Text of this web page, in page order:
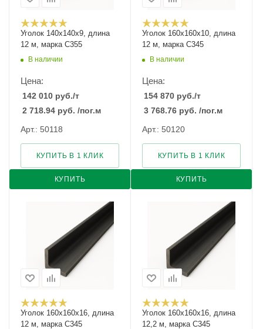
Уголок 140х140х9, длина
12 м, марка С355
В наличии
Цена:
142 010 руб./т
2 718.94 руб. /пог.м
Арт.: 50118
КУПИТЬ
КУПИТЬ В 1 КЛИК
Уголок 160х160х10, длина
12 м, марка С345
В наличии
Цена:
154 870 руб./т
3 768.76 руб. /пог.м
Арт.: 50120
КУПИТЬ
КУПИТЬ В 1 КЛИК
Уголок 160х160х16, длина
12 м, марка С345
Уголок 160х160х16, длина
12,2 м, марка С345